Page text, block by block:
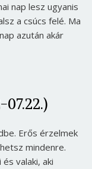
nap lesz ugyanis
a csúcs felé. Ma
azután akár
Erős érzelmek
mindenre.
valaki, aki